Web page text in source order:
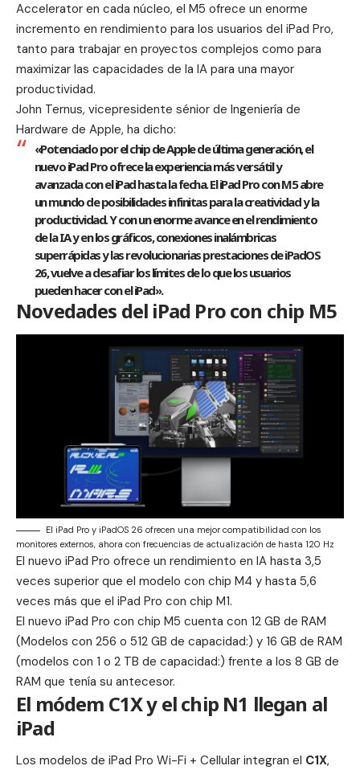
Accelerator en cada núcleo, el M5 ofrece un enorme
incremento en rendimiento para los usuarios del iPad Pro,
tanto para trabajar en proyectos complejos como para
maximizar las capacidades de la IA para una mayor
productividad.
John Ternus, vicepresidente sénior de Ingeniería de
Hardware de Apple, ha dicho:
«Potenciado por el chip de Apple de última generación, el
nuevo iPad Pro ofrece la experiencia más versátil y
avanzada con el iPad hasta la fecha. El iPad Pro con M5 abre
un mundo de posibilidades infinitas para la creatividad y la
productividad. Y con un enorme avance en el rendimiento
de la IA y en los gráficos, conexiones inalámbricas
superrápidas y las revolucionarias prestaciones de iPadOS
26, vuelve a desafiar los límites de lo que los usuarios
pueden hacer con el iPad».
Novedades del iPad Pro con chip M5
El iPad Pro y iPadOS 26 ofrecen una mejor compatibilidad con los
monitores externos, ahora con frecuencias de actualización de hasta 120 Hz
El nuevo iPad Pro ofrece un rendimiento en IA hasta 3,5
veces superior que el modelo con chip M4 y hasta 5,6
veces más que el iPad Pro con chip M1.
El nuevo iPad Pro con chip M5 cuenta con 12 GB de RAM
(Modelos con 256 o 512 GB de capacidad:) y 16 GB de RAM
(modelos con 1 o 2 TB de capacidad:) frente a los 8 GB de
RAM que tenía su antecesor.
El módem C1X y el chip N1 llegan al
iPad
Los modelos de iPad Pro Wi-Fi + Cellular integran el C1X,